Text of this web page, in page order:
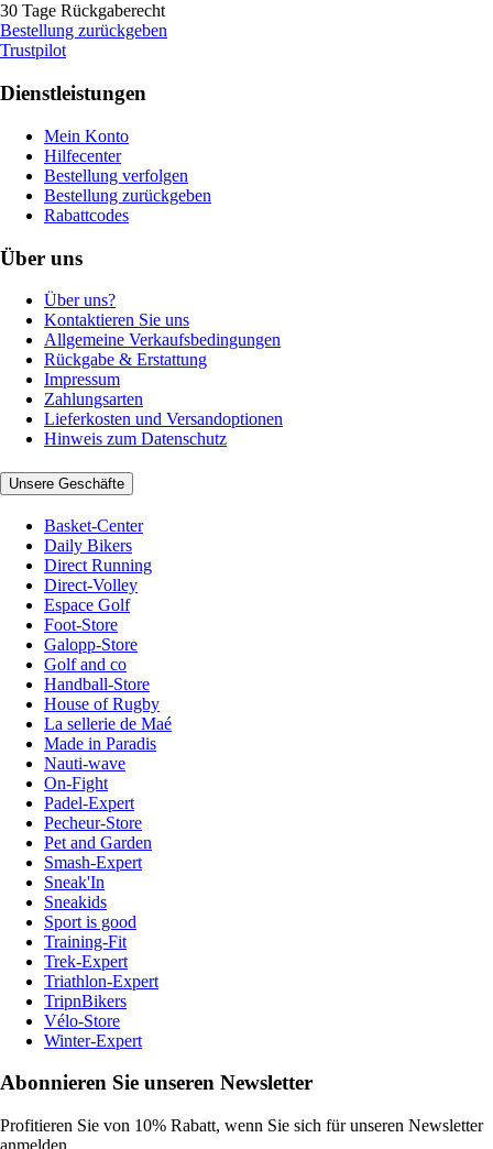
30 Tage Rückgaberecht
Bestellung zurückgeben
Trustpilot
Dienstleistungen
Mein Konto
Hilfecenter
Bestellung verfolgen
Bestellung zurückgeben
Rabattcodes
Über uns
Über uns?
Kontaktieren Sie uns
Allgemeine Verkaufsbedingungen
Rückgabe & Erstattung
Impressum
Zahlungsarten
Lieferkosten und Versandoptionen
Hinweis zum Datenschutz
Unsere Geschäfte
Basket-Center
Daily Bikers
Direct Running
Direct-Volley
Espace Golf
Foot-Store
Galopp-Store
Golf and co
Handball-Store
House of Rugby
La sellerie de Maé
Made in Paradis
Nauti-wave
On-Fight
Padel-Expert
Pecheur-Store
Pet and Garden
Smash-Expert
Sneak'In
Sneakids
Sport is good
Training-Fit
Trek-Expert
Triathlon-Expert
TripnBikers
Vélo-Store
Winter-Expert
Abonnieren Sie unseren Newsletter
Profitieren Sie von 10% Rabatt, wenn Sie sich für unseren Newsletter